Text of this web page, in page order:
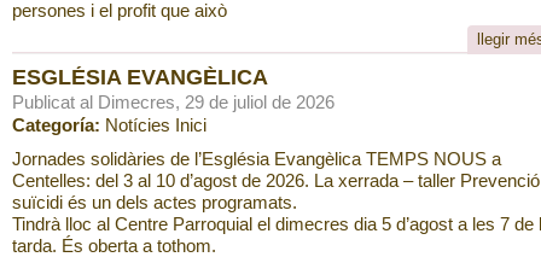
persones i el profit que això
llegir
ESGLÉSIA EVANGÈLICA
Publicat al Dimecres, 29 de juliol de 2026
Categoría: Notícies Inici
Jornades solidàries de l’Església Evangèlica TEMPS NOUS a
Centelles: del 3 al 10 d’agost de 2026. La xerrada – taller
suïcidi és un dels actes programats.
Tindrà lloc al Centre Parroquial el dimecres dia 5 d’agost a les 7 de
tarda. És oberta a tothom.